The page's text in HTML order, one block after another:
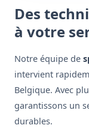
Des
à votre
Notre équipe de
intervient
Belgique. Avec
garantissons un
durables.